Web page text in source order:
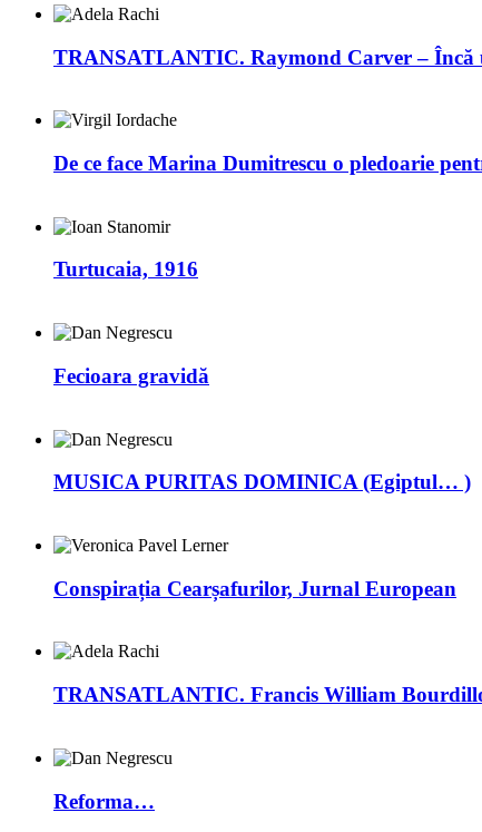
TRANSATLANTIC. Raymond Carver – Încă
De ce face Marina Dumitrescu o pledoarie
Turtucaia, 1916
Fecioara gravidă
MUSICA PURITAS DOMINICA (Egiptul… )
Conspirația Cearșafurilor, Jurnal European
TRANSATLANTIC. Francis William
Reforma…